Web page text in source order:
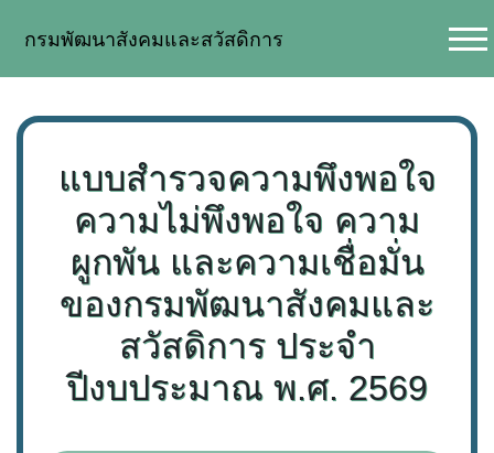
กรมพัฒนาสังคมและสวัสดิการ
แบบสำรวจความพึงพอใจ
ความไม่พึงพอใจ ความ
ผูกพัน และความเชื่อมั่น
ของกรมพัฒนาสังคมและ
สวัสดิการ ประจำ
ปีงบประมาณ พ.ศ. 2569